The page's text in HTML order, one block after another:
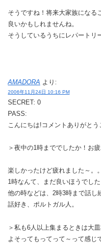
そうですね！将来大家族になる
良いかもしれませんね。
そうしているうちにレパートリ
AMADORA より:
2006年11月24日 10:16 PM
SECRET: 0
PASS:
こんにちは!コメントありがとう
＞夜中の1時まででしたか！お
楽しかったけど疲れました～。
1時なんて、まだ良いほうでした
他の時などは、2時3時まで話し
話好き、ポルトガル人。
＞私も6人以上集まるときは大
よそってもってって～って感じ